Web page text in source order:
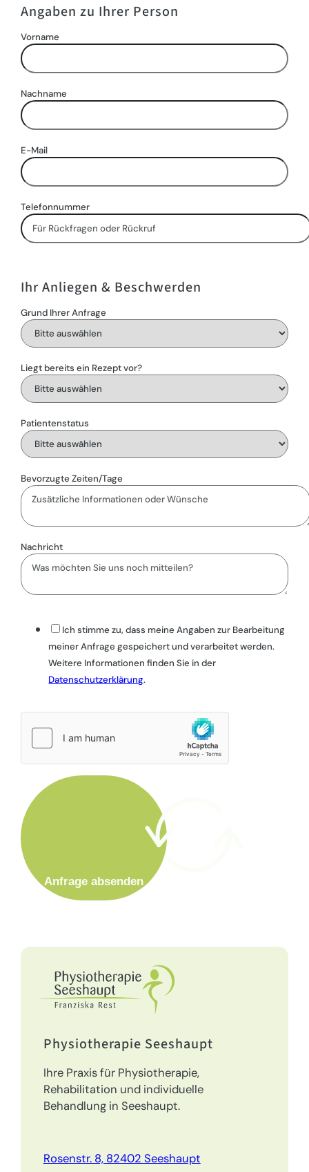
Angaben zu Ihrer Person
Vorname
Nachname
E-Mail
Telefonnummer
Ihr Anliegen & Beschwerden
Grund Ihrer Anfrage
Liegt bereits ein Rezept vor?
Patientenstatus
Bevorzugte Zeiten/Tage
Nachricht
Ich stimme zu, dass meine Angaben zur Bearbeitung
meiner Anfrage gespeichert und verarbeitet werden.
Weitere Informationen finden Sie in der
Datenschutzerklärung.
Anfrage absenden
Physiotherapie Seeshaupt
Ihre Praxis für Physiotherapie,
Rehabilitation und individuelle
Behandlung in Seeshaupt.
Rosenstr. 8, 82402 Seeshaupt